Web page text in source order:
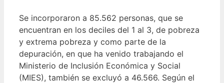
Se incorporaron a 85.562 personas, que se
encuentran en los deciles del 1 al 3, de pobreza
y extrema pobreza y como parte de la
depuración, en que ha venido trabajando el
Ministerio de Inclusión Económica y Social
(MIES), también se excluyó a 46.566. Según el